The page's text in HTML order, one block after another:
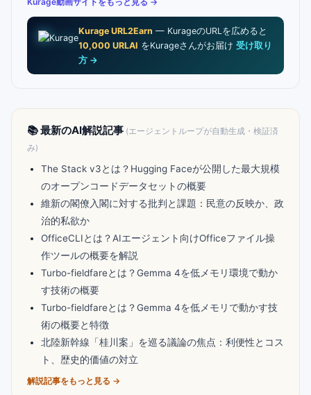
Kurage URL2Earn — KurageのURLを広めると
10,000 URLAI をKurageさんがお届け 受け取り
方 →
📚 最新のAI解説記事 (エージェントループが自動生成・検証済
み)
The Stack v3とは？Hugging Faceが公開した最大規模
のオープンコードデータセットの概要
維新の閣僚入閣に対する批判と課題：民意の反映か、政
治的私欲か
OfficeCLIとは？AIエージェント向けOfficeファイル操
作ツールの概要を解説
Turbo-fieldfareとは？Gemma 4を低メモリ環境で動か
す技術の概要
Turbo-fieldfareとは？Gemma 4を低メモリで動かす技
術の概要と特徴
北陸新幹線「桂川案」を巡る議論の焦点：利便性とコス
ト、歴史的価値の対立
解説記事をもっと見る →